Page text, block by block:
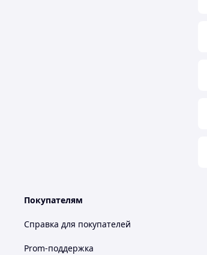
Покупателям
Справка для покупателей
Prom-поддержка